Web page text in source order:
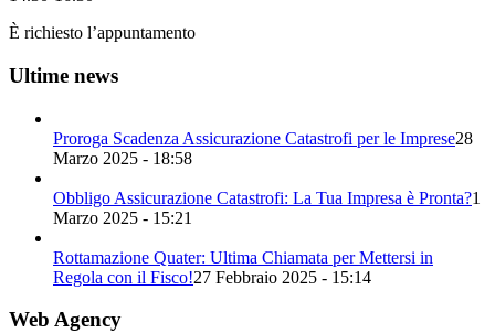
È richiesto l’appuntamento
Ultime news
Proroga Scadenza Assicurazione Catastrofi per le Imprese28
Marzo 2025 - 18:58
Obbligo Assicurazione Catastrofi: La Tua Impresa è Pronta?1
Marzo 2025 - 15:21
Rottamazione Quater: Ultima Chiamata per Mettersi in
Regola con il Fisco!27 Febbraio 2025 - 15:14
Web Agency